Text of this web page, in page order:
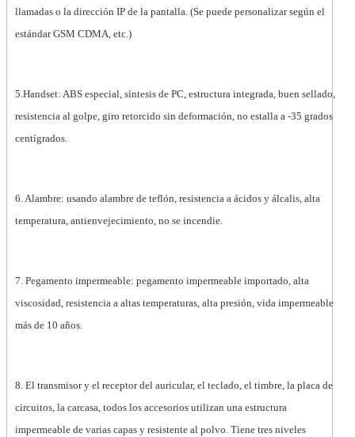
llamadas o la dirección IP de la pantalla. (Se puede personalizar según el
estándar GSM CDMA, etc.)
5.Handset: ABS especial, síntesis de PC, estructura integrada, buen sellado,
resistencia al golpe, giro retorcido sin deformación, no estalla a -35 grados
centígrados.
6. Alambre: usando alambre de teflón, resistencia a ácidos y álcalis, alta
temperatura, antienvejecimiento, no se incendie.
7. Pegamento impermeable: pegamento impermeable importado, alta
viscosidad, resistencia a altas temperaturas, alta presión, vida impermeable
más de 10 años.
8. El transmisor y el receptor del auricular, el teclado, el timbre, la placa de
circuitos, la carcasa, todos los accesorios utilizan una estructura
impermeable de varias capas y resistente al polvo. Tiene tres niveles